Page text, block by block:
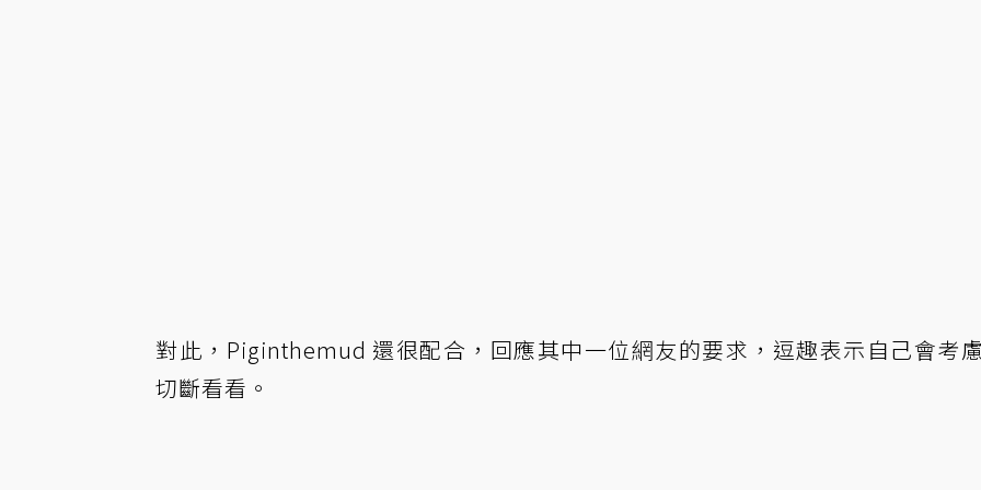
對此，Piginthemud 還很配合，回應其中一位網友的要求，逗趣表示自己會考
切斷看看。